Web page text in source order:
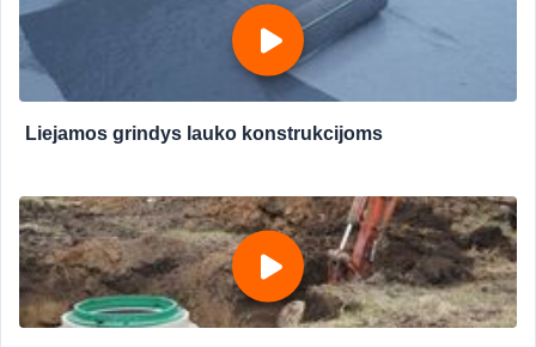
Liejamos grindys lauko konstrukcijoms